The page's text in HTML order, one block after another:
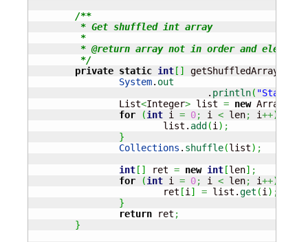
/**
	 */
private static int [ ] getShuffledArray
System. out
				.
println( "Start to
		List
<Integer> list = new ArrayList
for
(int i = 0; i < len; i++)
			list.
add (i ) ;
}
Collections . shuffle(list) ;
int [ ] ret = new int [len] ;
for
(int i = 0; i < len; i++)
			ret
[i ] = list.get (i ) ;
}
return ret ;
}